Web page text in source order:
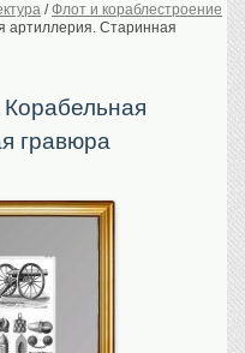
/Флот и кораблестроение
артиллерия. Старинная
гравюра